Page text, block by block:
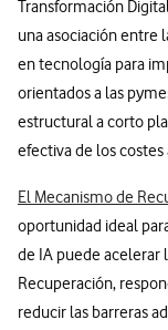
Transformación
una asociación entre
en tecnología para
orientados a las
estructural a corto
efectiva de los
El Mecanismo de
oportunidad ideal
de IA puede acelerar
Recuperación,
reducir las barreras